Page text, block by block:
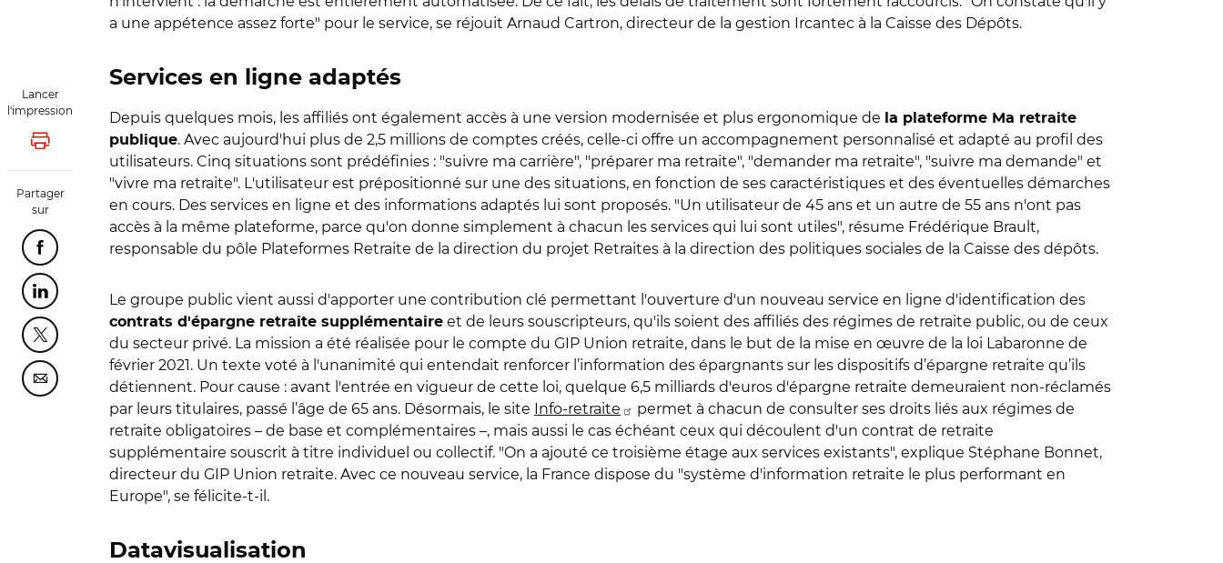
Lancer
l'impression
Lancer l'impression
Partager
sur
Partager cette page sur Facebook
Partager cette page sur Linkedin
Partager cette page sur Twitter
Partager cette page sur Courriel
a une appétence assez forte" pour le service, se réjouit Arnaud Cartron, directeur de la gestion Ircantec à la Caisse des Dépôts.
Services en ligne adaptés
Depuis quelques mois, les affiliés ont également accès à une version modernisée et plus ergonomique de
la plateforme Ma retraite
publique. Avec aujourd'hui plus de 2,5 millions de comptes créés, celle-ci offre un accompagnement personnalisé et adapté au profil des
utilisateurs. Cinq situations sont prédéfinies : "suivre ma carrière", "préparer ma retraite", "demander ma retraite", "suivre ma demande" et
"vivre ma retraite". L'utilisateur est prépositionné sur une des situations, en fonction de ses caractéristiques et des éventuelles démarches
en cours. Des services en ligne et des informations adaptés lui sont proposés. "Un utilisateur de 45 ans et un autre de 55 ans n'ont pas
accès à la même plateforme, parce qu'on donne simplement à chacun les services qui lui sont utiles", résume Frédérique Brault,
responsable du pôle Plateformes Retraite de la direction du projet Retraites à la direction des politiques sociales de la Caisse des dépôts.
Le groupe public vient aussi d'apporter une contribution clé permettant l'ouverture d'un nouveau service en ligne d'identification des
contrats d'épargne retraite supplémentaire et de leurs souscripteurs, qu'ils soient des affiliés des régimes de retraite public, ou de ceux
du secteur privé. La mission a été réalisée pour le compte du GIP Union retraite, dans le but de la mise en œuvre de la loi Labaronne de
février 2021. Un texte voté à l'unanimité qui entendait renforcer l’information des épargnants sur les dispositifs d’épargne retraite qu’ils
détiennent. Pour cause : avant l'entrée en vigueur de cette loi, quelque 6,5 milliards d'euros d'épargne retraite demeuraient non-réclamés
par leurs titulaires, passé l’âge de 65 ans. Désormais, le site Info-retraite
permet à chacun de consulter ses droits liés aux régimes de
retraite obligatoires – de base et complémentaires –, mais aussi le cas échéant ceux qui découlent d'un contrat de retraite
supplémentaire souscrit à titre individuel ou collectif. "On a ajouté ce troisième étage aux services existants", explique Stéphane Bonnet,
directeur du GIP Union retraite. Avec ce nouveau service, la France dispose du "système d'information retraite le plus performant en
Europe", se félicite-t-il.
Datavisualisation